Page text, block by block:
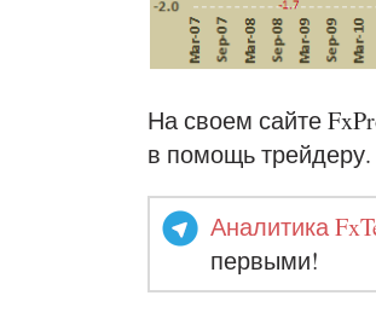
На своем сайте
в помощь трейдеру.
Аналитика
первыми!